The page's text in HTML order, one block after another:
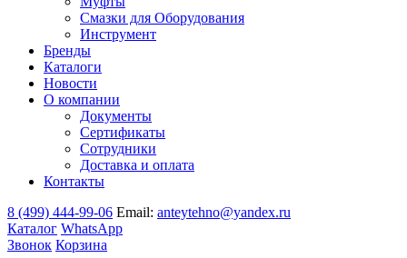
Смазки для Оборудования
Инструмент
Бренды
Каталоги
Новости
О компании
Документы
Сертификаты
Сотрудники
Доставка и оплата
Контакты
8 (499) 444-99-06 Email: anteytehno@yandex.ru
Каталог WhatsApp
Звонок Корзина